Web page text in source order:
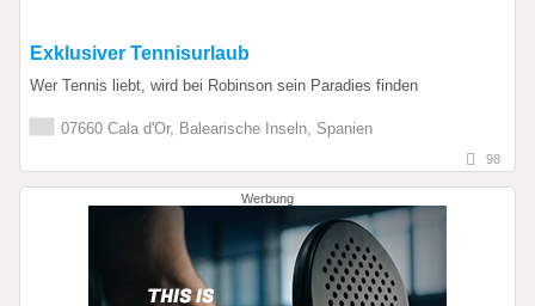
Exklusiver Tennisurlaub
Wer Tennis liebt, wird bei Robinson sein Paradies finden
07660 Cala d'Or, Balearische Inseln, Spanien
98
Werbung